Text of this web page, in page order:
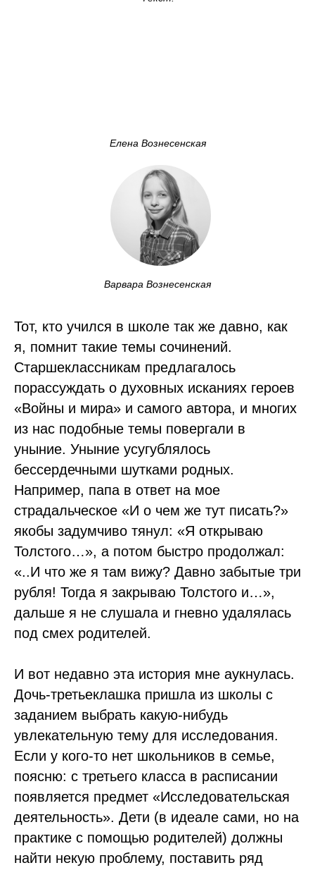
Варвара Вознесенская
Елена Вознесенская
Тот, кто учился в школе так же давно, как
я, помнит такие темы сочинений.
Старшеклассникам предлагалось
порассуждать о духовных исканиях героев
«Войны и мира» и самого автора, и многих
из нас подобные темы повергали в
уныние. Уныние усугублялось
бессердечными шутками родных.
Например, папа в ответ на мое
страдальческое «И о чем же тут писать?»
якобы задумчиво тянул: «Я открываю
Толстого…», а потом быстро продолжал:
«..И что же я там вижу? Давно забытые три
рубля! Тогда я закрываю Толстого и…»,
дальше я не слушала и гневно удалялась
под смех родителей.
И вот недавно эта история мне аукнулась.
Дочь-третьеклашка пришла из школы с
заданием выбрать какую-нибудь
увлекательную тему для исследования.
Если у кого-то нет школьников в семье,
поясню: с третьего класса в расписании
появляется предмет «Исследовательская
деятельность». Дети (в идеале сами, но на
практике с помощью родителей) должны
найти некую проблему, поставить ряд